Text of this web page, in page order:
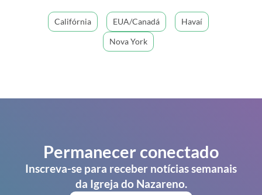
Califórnia EUA/Canadá
Havaí
Nova York
Permanecer conectado
Inscreva-se para receber notícias semanais
da Igreja do Nazareno.